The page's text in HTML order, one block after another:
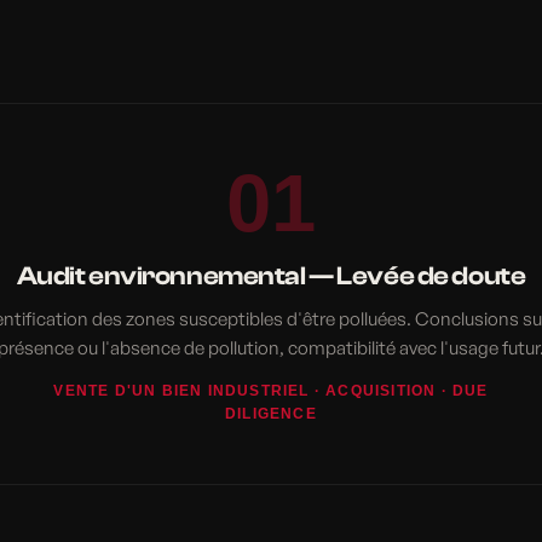
01
Audit environnemental — Levée de doute
des zones susceptibles d'être polluées. Conclusions
ou l'absence de pollution, compatibilité avec l'usage
VENTE D'UN BIEN INDUSTRIEL · ACQUISITION · DUE
DILIGENCE